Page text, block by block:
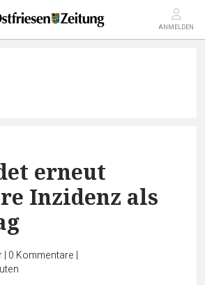
ANMELDEN
erneut
Inzidenz als
| 0 Kommentare |